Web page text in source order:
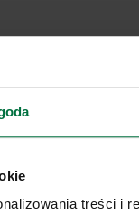
treści i